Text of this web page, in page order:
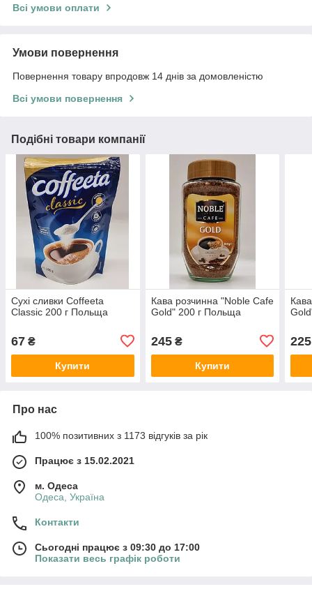
Всі умови оплати
Умови повернення
Повернення товару впродовж 14 днів за домовленістю
Всі умови повернення
Подібні товари компанії
Сухі сливки Coffeeta
Classic 200 г Польща
67 ₴
Купити
Кава розчинна "Noble Cafe
Gold" 200 г Польща
245₴
Купити
225
Про нас
100% позитивних з 1173 відгуків за рік
Працює з 15.02.2021
м. Одеса
Одеса, Україна
Контакти
Сьогодні працює з 09:30 до 17:00
Показати весь графік роботи